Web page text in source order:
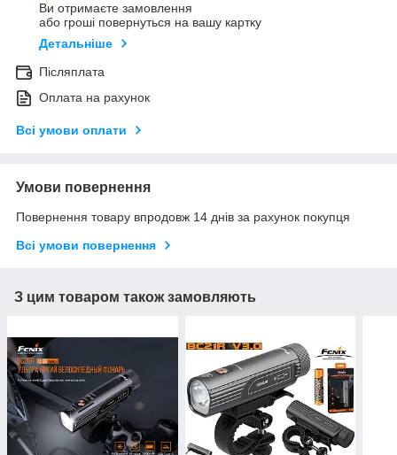
Ви отримаєте замовлення
або гроші повернуться на вашу картку
Детальніше
Післяплата
Оплата на рахунок
Всі умови оплати
Умови повернення
Повернення товару впродовж 14 днів за рахунок покупця
Всі умови повернення
З цим товаром також замовляють